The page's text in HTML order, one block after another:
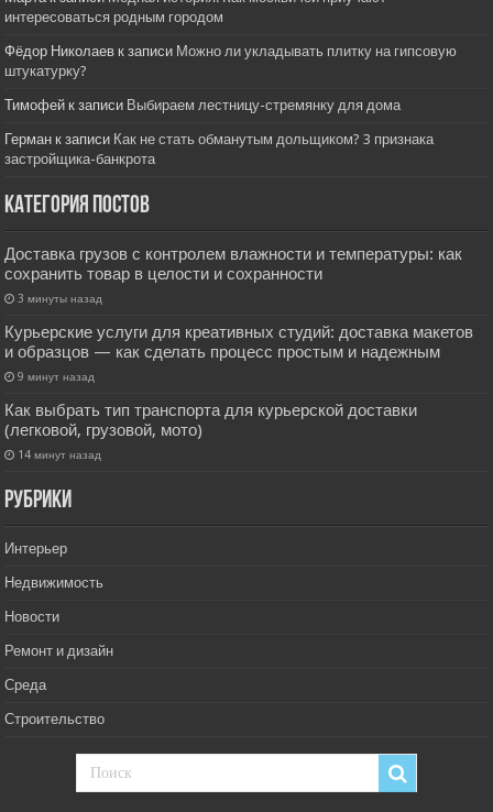
интересоваться родным городом
Фёдор Николаев к записи Можно ли укладывать плитку на гипсовую
штукатурку?
Тимофей к записи Выбираем лестницу-стремянку для дома
Герман к записи Как не стать обманутым дольщиком? 3 признака
застройщика-банкрота
Категория постов
Доставка грузов с контролем влажности и температуры: как
сохранить товар в целости и сохранности
3 минуты назад
Курьерские услуги для креативных студий: доставка макетов
и образцов — как сделать процесс простым и надежным
9 минут назад
Как выбрать тип транспорта для курьерской доставки
(легковой, грузовой, мото)
14 минут назад
РУбрики
Интерьер
Недвижимость
Новости
Ремонт и дизайн
Среда
Строительство